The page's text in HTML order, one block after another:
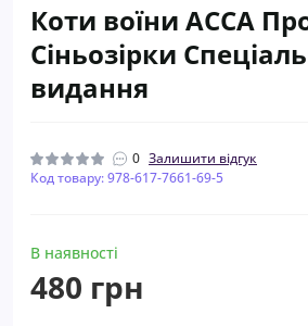
Коти воїни АССА
Сіньозірки
видання
0 Залишити відгук
Код товару: 978-617-7661-69-5
В наявності
480 грн